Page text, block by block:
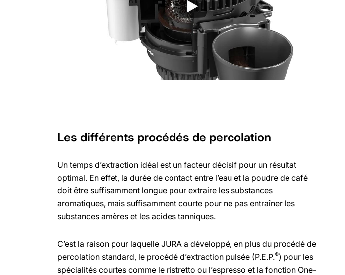
Les différents procédés de percolation
Un temps d’extraction idéal est un facteur décisif pour un résultat
optimal. En effet, la durée de contact entre l’eau et la poudre de café
doit être suffisamment longue pour extraire les substances
aromatiques, mais suffisamment courte pour ne pas entraîner les
substances amères et les acides tanniques.
C’est la raison pour laquelle JURA a développé, en plus du procédé de
percolation standard, le procédé d’extraction pulsée (P.E.P.®) pour les
spécialités courtes comme le ristretto ou l’espresso et la fonction One-